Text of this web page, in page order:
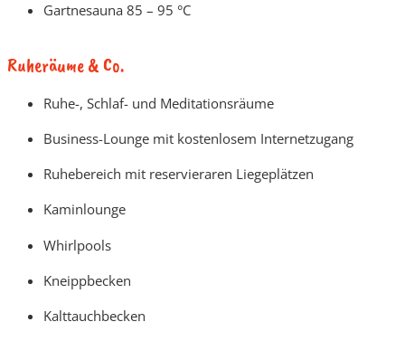
Gartnesauna 85 – 95 °C
Ruheräume & Co.
Ruhe-, Schlaf- und Meditationsräume
Business-Lounge mit kostenlosem Internetzugang
Ruhebereich mit reservieraren Liegeplätzen
Kaminlounge
Whirlpools
Kneippbecken
Kalttauchbecken